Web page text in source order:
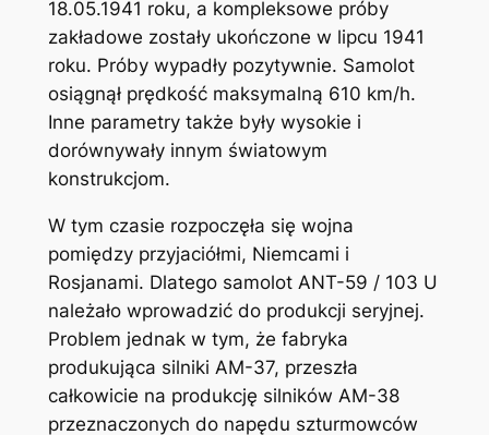
18.05.1941 roku, a kompleksowe próby
zakładowe zostały ukończone w lipcu 1941
roku. Próby wypadły pozytywnie. Samolot
osiągnął prędkość maksymalną 610 km/h.
Inne parametry także były wysokie i
dorównywały innym światowym
konstrukcjom.
W tym czasie rozpoczęła się wojna
pomiędzy przyjaciółmi, Niemcami i
Rosjanami. Dlatego samolot ANT-59 / 103 U
należało wprowadzić do produkcji seryjnej.
Problem jednak w tym, że fabryka
produkująca silniki AM-37, przeszła
całkowicie na produkcję silników AM-38
przeznaczonych do napędu szturmowców